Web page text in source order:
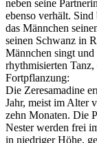
neben seine
ebenso verhält.
das Männchen
seinen Schwanz in
Männchen singt
rhythmisierten
Fortpflanzung:
Die Zeresamadine
Jahr, meist im Alter
zehn Monaten. Die
Nester werden frei
in niedriger Höhe,